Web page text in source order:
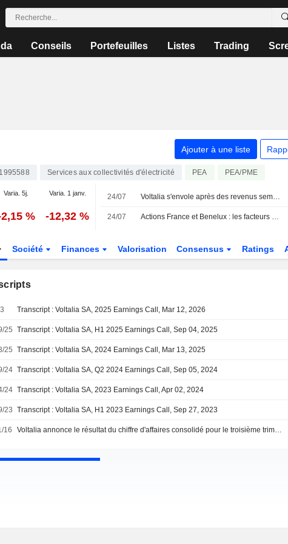
Conseils Portefeuilles Listes Trading
Ajouter à une liste
Services aux collectivités d'électricité PEA PEA/PME
Varia. 5j. Varia. 1 janv.
% -12,32 %
24/07 Voltalia s'envole après des revenus semestriels portés par ses ventes d'énergie
24/07 Actions France et Benelux : les facteurs à suivre
Société Finances Valorisation Consensus Ratings
Transcript : Voltalia SA, 2025 Earnings Call, Mar 12, 2026
25 Transcript : Voltalia SA, H1 2025 Earnings Call, Sep 04, 2025
25 Transcript : Voltalia SA, 2024 Earnings Call, Mar 13, 2025
24 Transcript : Voltalia SA, Q2 2024 Earnings Call, Sep 05, 2024
24 Transcript : Voltalia SA, 2023 Earnings Call, Apr 02, 2024
23 Transcript : Voltalia SA, H1 2023 Earnings Call, Sep 27, 2023
16 Voltalia annonce le résultat du chiffre d'affaires consolidé pour le troisième trimestre et les neuf mois de 2016 et annonce les résultats de production pour les neuf mois de 2016 ; fournit des prévisions de bénéfice et d'exploitation pour 2019.